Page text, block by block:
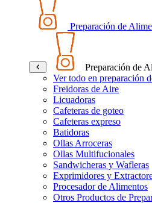
Preparación de
Preparación de
Ver todo en preparación
Freidoras de Aire
Licuadoras
Cafeteras de goteo
Cafeteras expreso
Batidoras
Ollas Arroceras
Ollas Multifucionales
Sandwicheras y Wafleras
Exprimidores y
Procesador de Alimentos
Otros Productos de